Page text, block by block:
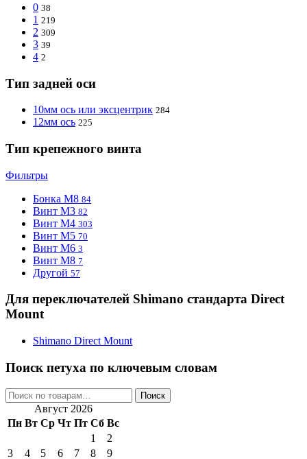
0 38
1 219
2 309
3 39
4 2
Тип задней оси
10мм ось или эксцентрик 284
12мм ось 225
Тип крепежного винта
Фильтры
Бонка M8 84
Винт M3 82
Винт M4 303
Винт M5 70
Винт М6 3
Винт М8 7
Другой 57
Для переключателей Shimano стандарта Direct
Mount
Shimano Direct Mount
Поиск петуха по ключевым словам
Искать: Поиск
Август 2026
Пн Вт Ср Чт Пт Сб Вс
1
2
3
4 5 6 7 8 9